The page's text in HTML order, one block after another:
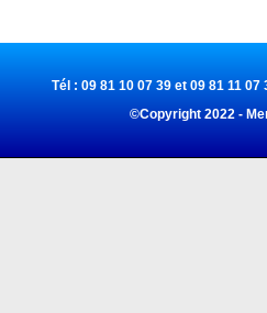
Tél : 09 81 10 07 39 et 09 81 11
©Copyright 2022 -